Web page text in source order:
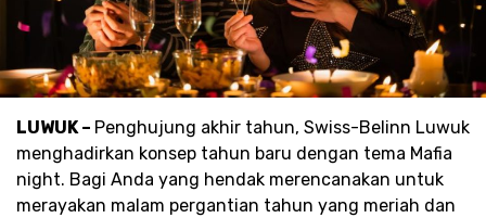
LUWUK – Penghujung akhir tahun, Swiss-Belinn Luwuk
menghadirkan konsep tahun baru dengan tema Mafia
night. Bagi Anda yang hendak merencanakan untuk
merayakan malam pergantian tahun yang meriah dan